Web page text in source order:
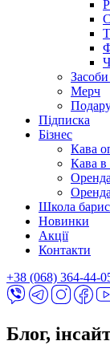
Мерч
Підписка
Бізнес
Кава
Кава в
Школа
Новинки
Акції
Контакти
+38 (068) 364-44-
Блог,